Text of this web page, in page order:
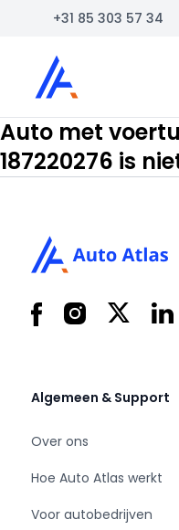
+31 85 303 57 34
Auto Atlas
Auto met
187220276 is
FacebookInstagram
X
Algemeen & Support
Over ons
Hoe Auto Atlas werkt
Voor autobedrijven